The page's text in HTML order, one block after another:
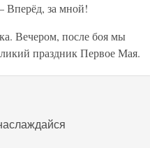
Вперёд, за мной!
Вечером, после боя мы
праздник Первое Мая.